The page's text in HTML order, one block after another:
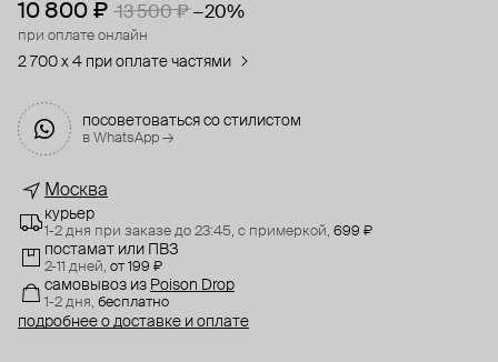
10 800 ₽ 13 500 ₽ −20%
при оплате онлайн
2 700 x 4 при оплате частями
посоветоваться со стилистом
в WhatsApp →
Москва
курьер
1-2 дня при заказе до 23:45, с примеркой, 699 ₽
постамат или ПВЗ
2-11 дней, от 199 ₽
самовывоз из Poison Drop
1-2 дня, бесплатно
подробнее о доставке и оплате